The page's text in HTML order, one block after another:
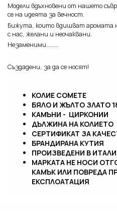
Модели вдъхновени от нашето
се на идеята за вечност.
Бижута, които вдишват аромата
с нас, желани и неочаквани.
Незаменими........
Създадени, за да се носят!
КОЛИЕ COMETE
БЯЛО И ЖЪЛТО ЗЛАТО
КАМЪНИ - ЦИРКОНИИ
ДЪЛЖИНА НА КОЛИЕТО
СЕРТИФИКАТ ЗА
БРАНДИРАНА КУТИЯ
ПРОИЗВЕДЕНИ В
МАРКАТА НЕ НОСИ
КАМЪК ИЛИ ПОВРЕДА
ЕКСПЛОАТАЦИЯ